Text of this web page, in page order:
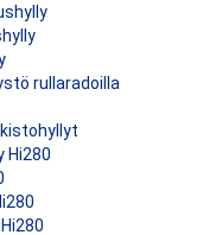
rullaradoilla
Hi280